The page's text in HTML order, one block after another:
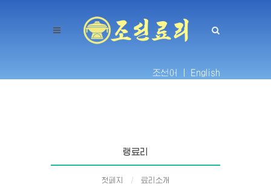
조선어 | English
랭료리
첫페지 료리소개